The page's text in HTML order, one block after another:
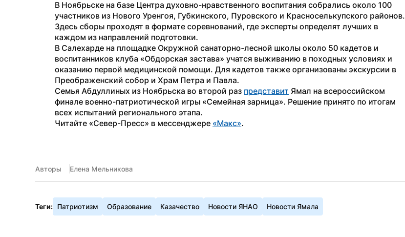
В Ноябрьске на базе Центра духовно-нравственного воспитания собрались около 100
участников из Нового Уренгоя, Губкинского, Пуровского и Красноселькупского районов.
Здесь сборы проходят в формате соревнований, где эксперты определят лучших в
каждом из направлений подготовки.
В Салехарде на площадке Окружной санаторно-лесной школы около 50 кадетов и
воспитанников клуба «Обдорская застава» учатся выживанию в походных условиях и
оказанию первой медицинской помощи. Для кадетов также организованы экскурсии в
Преображенский собор и Храм Петра и Павла.
Семья Абдуллиных из Ноябрьска во второй раз представит Ямал на всероссийском
финале военно-патриотической игры «Семейная зарница». Решение принято по итогам
всех испытаний регионального этапа.
Читайте «Север-Пресс» в мессенджере «Макс».
Авторы Елена Мельникова
Теги: Патриотизм Образование Казачество Новости ЯНАО Новости Ямала